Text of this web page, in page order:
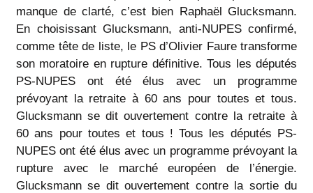
manque de clarté, c’est bien Raphaël Glucksmann.
En choisissant Glucksmann, anti-NUPES confirmé,
comme tête de liste, le PS d’Olivier Faure transforme
son moratoire en rupture définitive. Tous les députés
PS-NUPES ont été élus avec un programme
prévoyant la retraite à 60 ans pour toutes et tous.
Glucksmann se dit ouvertement contre la retraite à
60 ans pour toutes et tous ! Tous les députés PS-
NUPES ont été élus avec un programme prévoyant la
rupture avec le marché européen de l’énergie.
Glucksmann se dit ouvertement contre la sortie du